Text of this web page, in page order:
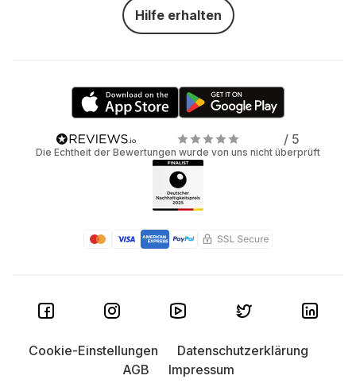
Hilfe erhalten
/ 5
Die Echtheit der Bewertungen wurde von uns nicht überprüft
Cookie-Einstellungen
Datenschutzerklärung
AGB
Impressum